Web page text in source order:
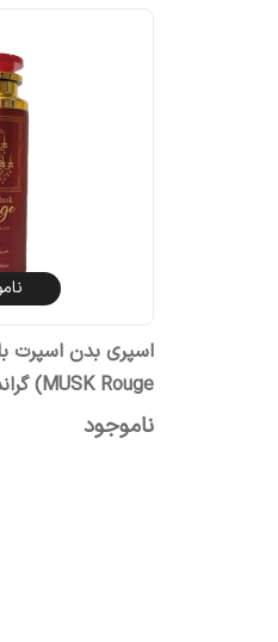
اسپری بدن اسپرت
MUSK Rouge) گراندیور
ناموجود